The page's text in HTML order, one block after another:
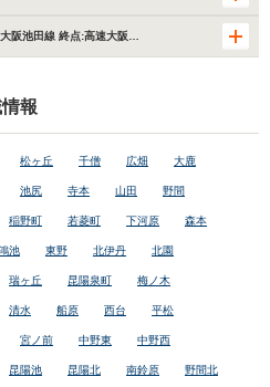
阪池田線 終点:高速大阪…
報
松ヶ丘 千僧 広畑 大鹿
池尻 寺本 山田 野間
稲野町 若菱町 下河原 森本
池 東野 北伊丹 北園
瑞ヶ丘 昆陽泉町 梅ノ木
清水 船原 西台 平松
宮ノ前 中野東 中野西
昆陽池 昆陽北 南鈴原 野間北